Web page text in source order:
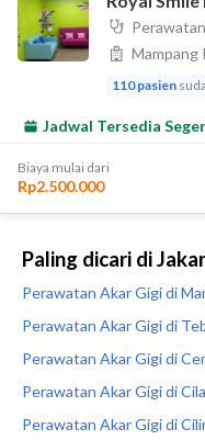
Paling dicari di
Perawatan Akar Gigi di
Perawatan Akar Gigi di
Perawatan Akar Gigi di
Perawatan Akar Gigi di
Perawatan Akar Gigi di